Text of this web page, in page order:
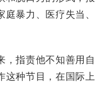
暴力、医疗失当、
，指责他不知善用自
这种节目，在国际上